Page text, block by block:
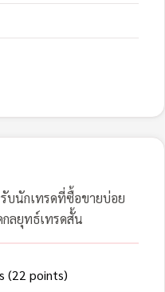
บนักเทรดที่ซื้อขายบ่อย
ลยุทธ์เทรดสั้น
(22 points)